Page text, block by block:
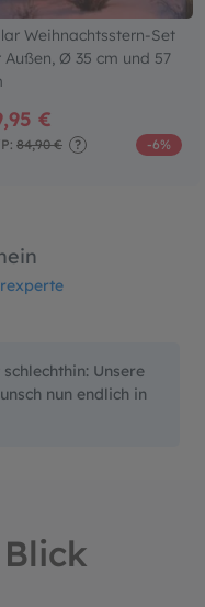
Weihnachtsstern-Set
Außen, Ø 35 cm und 57
€
84,90 € ? -6%
Unsere
nun endlich in